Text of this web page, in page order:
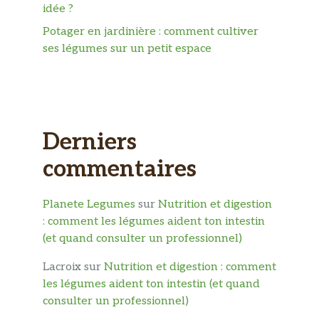
idée ?
Potager en jardinière : comment cultiver
ses légumes sur un petit espace
Derniers
commentaires
Planete Legumes sur Nutrition et digestion
: comment les légumes aident ton intestin
(et quand consulter un professionnel)
Lacroix sur Nutrition et digestion : comment
les légumes aident ton intestin (et quand
consulter un professionnel)